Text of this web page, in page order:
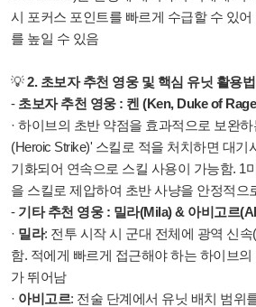
시 포커스 포인트를 빠르게 수급할 수 있
를 높일 수 있음
💡2. 초보자 추천 영웅 및 핵심 유닛 활용법
- 초보자 추천 영웅 : 켄 (Ken, Duke of
· 하이브의 초반 약점을 효과적으로 보완
(Heroic Strike)' 스킬로 적을 처치하면 대기
기화되어 연속으로 스킬 사용이 가능함. 1
을 스킬로 제압하여 초반 사냥을 안정적으
- 기타 추천 영웅 : 밀라(Mila) & 아비고르
· 밀라: 전투 시작 시 군대 전체에 광역 신속
함. 적에게 빠르게 접근해야 하는 하이브
가 뛰어남
· 아비고르: 전술 단계에서 유닛 배치 범위